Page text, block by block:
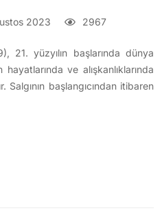
2023 2967
21. yüzyılın başlarında dünya
ve alışkanlıklarında
Salgının başlangıcından itibaren